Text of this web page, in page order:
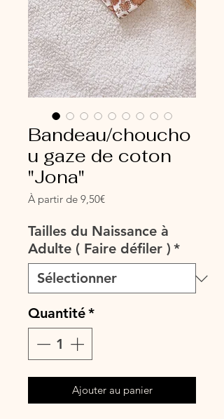
Bandeau/choucho
u gaze de coton
"Jona"
À partir de 9,50€Prix
Tailles du Naissance à
Adulte ( Faire défiler ) *
Quantité*
Ajouter au panier